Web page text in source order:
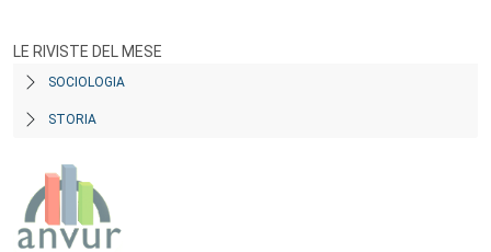
LE RIVISTE DEL MESE
SOCIOLOGIA
STORIA